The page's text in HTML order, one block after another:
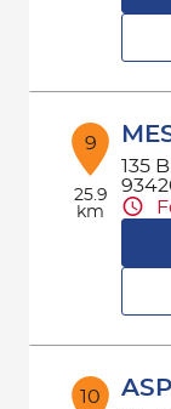
9
25.9
km
135
10